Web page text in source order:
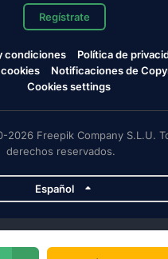
Regístrate
condiciones
Política de
Notificaciones de
Cookies settings
Freepik Company S.L.U.
derechos reservados.
Español